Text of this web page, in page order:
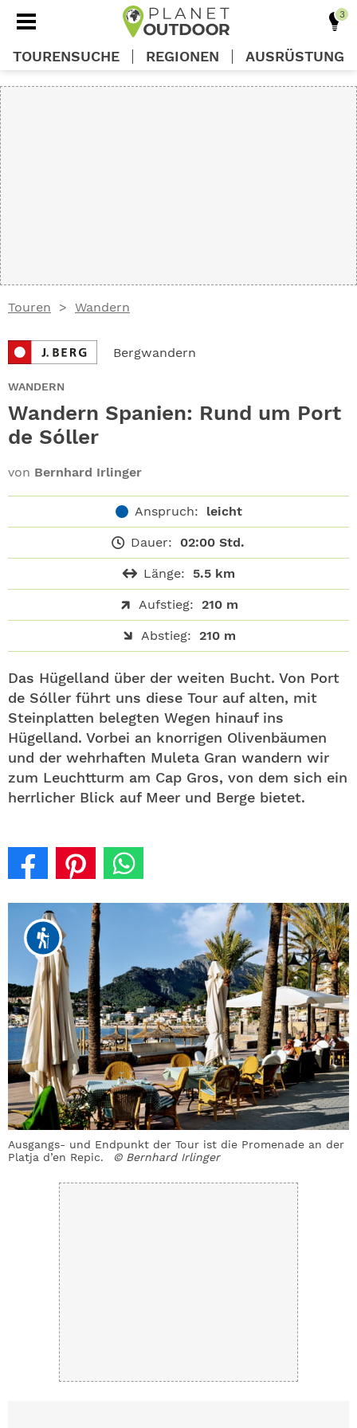
Touren Wandern
Bergwandern
WANDERN
Wandern Spanien: Rund um Port
de Sóller
von Bernhard Irlinger
Anspruch: leicht
Dauer: 02:00 Std.
Länge: 5.5 km
Aufstieg: 210 m
Abstieg: 210 m
Das Hügelland über der weiten Bucht. Von Port
de Sóller führt uns diese Tour auf alten, mit
Steinplatten belegten Wegen hinauf ins
Hügelland. Vorbei an knorrigen Olivenbäumen
und der wehrhaften Muleta Gran wandern wir
zum Leuchtturm am Cap Gros, von dem sich ein
herrlicher Blick auf Meer und Berge bietet.
Ausgangs- und Endpunkt der Tour ist die Promenade an der
Platja d’en Repic.
© Bernhard Irlinger
TOURENSUCHE REGIONEN AUSRÜSTUNG
ABO
GEWINNEN
NEWSLETTER
SHOP